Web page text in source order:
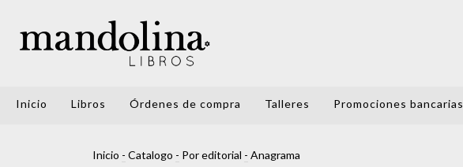
Inicio Libros Órdenes de compra Talleres Promociones bancarias
Inicio - Catalogo - Por editorial - Anagrama